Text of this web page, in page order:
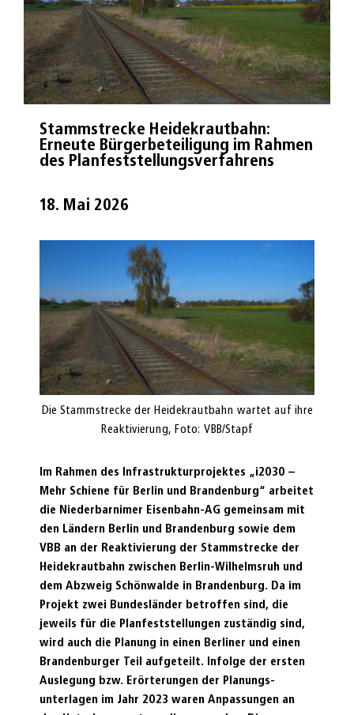
Stammstrecke Heidekrautbahn:
Erneute Bürgerbeteiligung im Rahmen
des Planfeststellungsverfahrens
18. Mai 2026
Die Stammstrecke der Heidekrautbahn wartet auf ihre
Reaktivierung, Foto: VBB/Stapf
Im Rahmen des Infrastrukturprojektes „i2030 –
Mehr Schiene für Berlin und Brandenburg“ arbeitet
die Niederbarnimer Eisenbahn-AG gemeinsam mit
den Ländern Berlin und Brandenburg sowie dem
VBB an der Reakti­vierung der Stammstrecke der
Heidekrautbahn zwischen Berlin-Wilhelms­ruh und
dem Abzweig Schönwalde in Brandenburg. Da im
Projekt zwei Bundesländer betroffen sind, die
jeweils für die Planfeststellungen zustän­dig sind,
wird auch die Planung in einen Berliner und einen
Brandenburger Teil aufgeteilt. Infolge der ersten
Auslegung bzw. Erörterungen der Pla­nungs­
unterlagen im Jahr 2023 waren Anpassungen an